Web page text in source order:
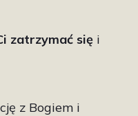
zatrzymać się i
z Bogiem i